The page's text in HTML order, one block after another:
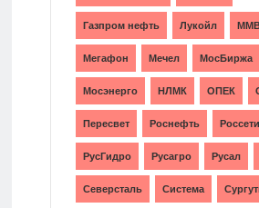
Газпром нефть Лукойл
Мегафон Мечел МосБиржа
Мосэнерго НЛМК ОПЕК
Пересвет Роснефть Россети
РусГидро Русагро Русал
Северсталь Система